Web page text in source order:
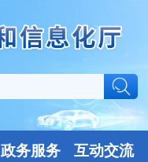
政务服务 互动交流